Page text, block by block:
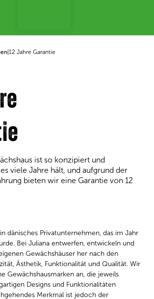
12 Jahre Garantie
ist so konzipiert und
viele Jahre hält, und aufgrund der
bieten wir eine Garantie von 12
dänisches Privatunternehmen, das im Jahr
Bei Juliana entwerfen, entwickeln und
Gewächshäuser her nach den
Ästhetik, Funktionalität und Qualität. Wir
Gewächshausmarken an, die jeweils
Designs und Funktionalitäten
Merkmal ist jedoch der